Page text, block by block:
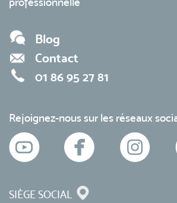
Blog
Contact
01 86 95 27 81
Rejoignez-nous sur les réseaux
SIÈGE SOCIAL